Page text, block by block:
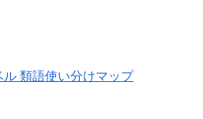
類語使い分けマップ